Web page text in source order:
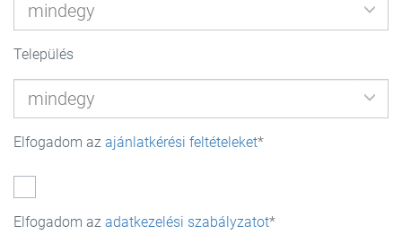
Település
Elfogadom az ajánlatkérési feltételeket
Elfogadom az adatkezelési szabályzatot